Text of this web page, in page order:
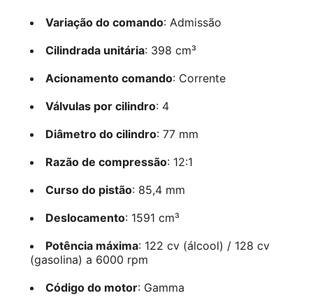
Variação do comando: Admissão
Cilindrada unitária: 398 cm³
Acionamento comando: Corrente
Válvulas por cilindro: 4
Diâmetro do cilindro: 77 mm
Razão de compressão: 12:1
Curso do pistão: 85,4 mm
Deslocamento: 1591 cm³
Potência máxima: 122 cv (álcool) / 128 cv
(gasolina) a 6000 rpm
Código do motor: Gamma